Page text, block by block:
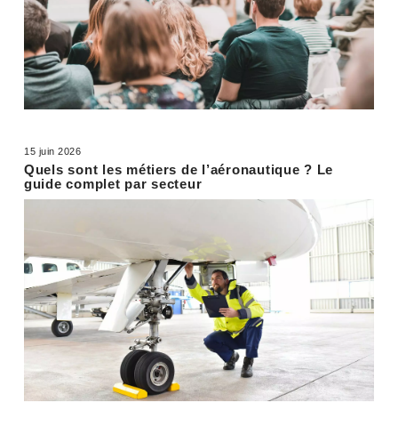
15 juin 2026
Quels sont les métiers de l’aéronautique ? Le
guide complet par secteur